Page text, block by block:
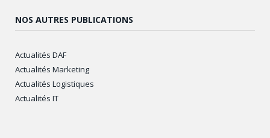
NOS AUTRES PUBLICATIONS
Actualités DAF
Actualités Marketing
Actualités Logistiques
Actualités IT